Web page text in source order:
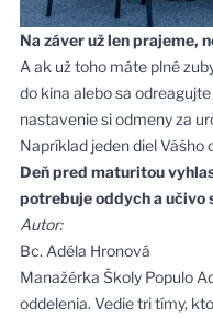
Na záver už len prajeme,
A ak už toho máte plné
do kina alebo sa
nastavenie si odmeny za
Napríklad jeden diel Vášho
Deň pred maturitou
potrebuje oddych a učivo
Autor:
Bc. Adéla Hronová
Manažérka Školy Populo
oddelenia. Vedie tri tímy,